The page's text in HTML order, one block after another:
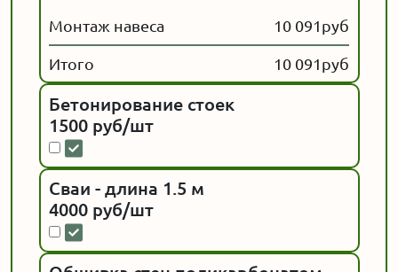
Монтаж навеса 10 091 руб
Итого 10 091 руб
Бетонирование стоек
1500 руб/шт
Сваи - длина 1.5 м
4000 руб/шт